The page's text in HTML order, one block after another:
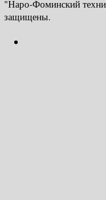
"Наро-Фоминский
защищены.